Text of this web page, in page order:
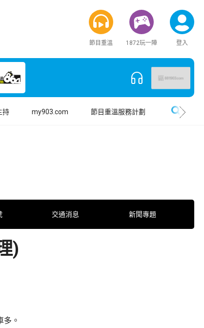
節目重溫 1872玩一陣 登入
持 my903.com 節目重溫服務計劃
交通消息 新聞專題
)
。